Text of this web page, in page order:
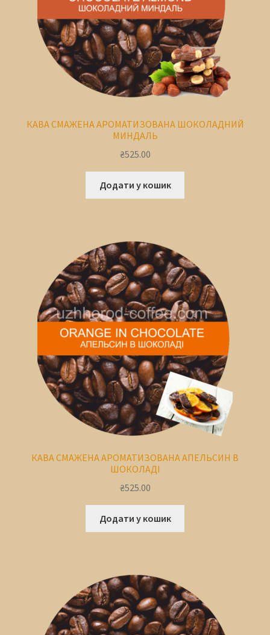
КАВА СМАЖЕНА АРОМАТИЗОВАНА ШОКОЛАДНИЙ
МИНДАЛЬ
₴525.00
Додати у кошик
КАВА СМАЖЕНА АРОМАТИЗОВАНА АПЕЛЬСИН В
ШОКОЛАДІ
₴525.00
Додати у кошик